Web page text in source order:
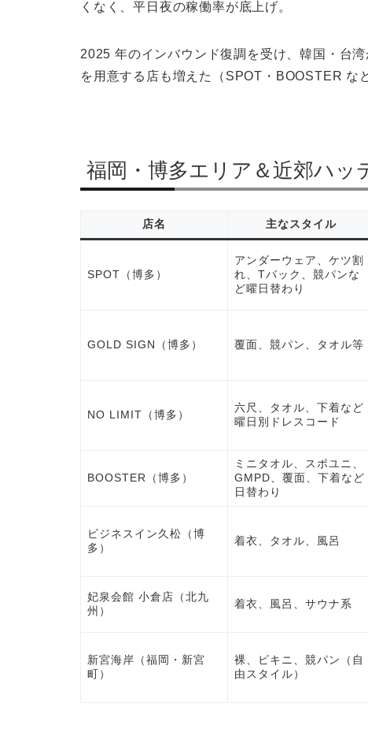
くなく、平日夜の稼働率が底上げ。
2025 年のインバウンド復調を受け、韓国・台
を用意する店も増えた（SPOT・BOOSTER な
福岡・博多エリア＆近郊ハッ
店名 主なスタイル
SPOT （博多）
アンダーウェア、ケツ割
れ、Tバック、競パンな
ど曜日替わり
GOLD SIGN （博多） 覆面、競パン、タオル等
NO LIMIT （博多）
六尺、タオル、下着など
曜日別ドレスコード
BOOSTER （博多）
ミニタオル、スポユニ、
GMPD、覆面、下着など
日替わり
ビジネスイン久松 （博
多）
着衣、タオル、風呂
妃泉会館 小倉店 （北九
州）
着衣、風呂、サウナ系
新宮海岸 （福岡・新宮
町）
裸、ビキニ、競パン（自
由スタイル）